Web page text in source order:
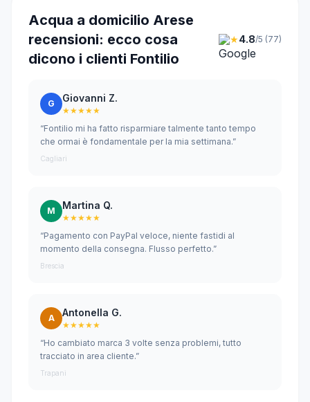
Acqua a domicilio Arese
recensioni: ecco cosa
dicono i clienti Fontilio
★4.8/5 (77)
G Giovanni Z.
★★★★★
“Fontilio mi ha fatto risparmiare talmente tanto tempo
che ormai è fondamentale per la mia settimana.”
Cagliari
M Martina Q.
★★★★★
“Pagamento con PayPal veloce, niente fastidi al
momento della consegna. Flusso perfetto.”
Brescia
A Antonella G.
★★★★★
“Ho cambiato marca 3 volte senza problemi, tutto
tracciato in area cliente.”
Trapani